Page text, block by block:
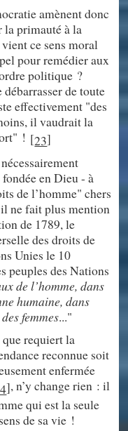
amènent donc
la primauté à la
ce sens moral
pour remédier aux
politique ?
de toute
effectivement "des
il vaudrait la
! [23]
en Dieu - à
de l’homme" chers
ne fait plus mention
de 1789, le
des droits de
Unies le 10
peuples des Nations
de l’homme, dans
humaine, dans
femmes..."
requiert la
reconnue soit
enfermée
], n’y change rien : il
qui est la seule
de sa vie !